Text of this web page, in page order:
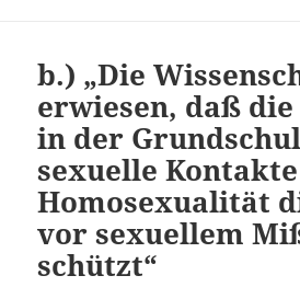
b.) „Die
erwiesen, daß
in der
sexuelle
Homosexualität
vor sexuellem
schützt“